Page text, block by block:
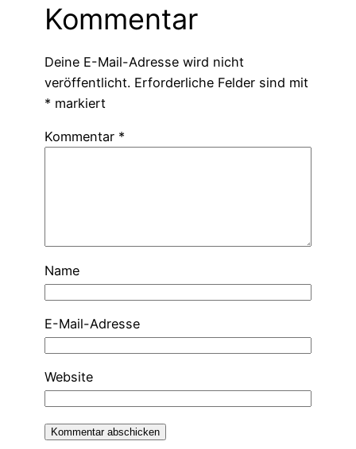
Kommentar
Deine E-Mail-Adresse wird nicht
veröffentlicht. Erforderliche Felder sind mit
* markiert
Kommentar *
Name
E-Mail-Adresse
Website